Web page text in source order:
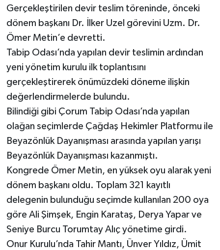
Gerçekleştirilen devir teslim töreninde, önceki
dönem başkanı Dr. İlker Uzel görevini Uzm. Dr.
Ömer Metin’e devretti.
Tabip Odası’nda yapılan devir teslimin ardından
yeni yönetim kurulu ilk toplantısını
gerçekleştirerek önümüzdeki döneme ilişkin
değerlendirmelerde bulundu.
Bilindiği gibi Çorum Tabip Odası’nda yapılan
olağan seçimlerde Çağdaş Hekimler Platformu ile
Beyazönlük Dayanışması arasında yapılan yarışı
Beyazönlük Dayanışması kazanmıştı.
Kongrede Ömer Metin, en yüksek oyu alarak yeni
dönem başkanı oldu. Toplam 321 kayıtlı
delegenin bulunduğu seçimde kullanılan 200 oya
göre Ali Şimşek, Engin Karataş, Derya Yapar ve
Seniye Burcu Torumtay Alıç yönetime girdi.
Onur Kurulu’nda Tahir Mantı, Ünver Yıldız, Ümit
Osmancık
Sungurlu
Uğurludağ
Sağlık